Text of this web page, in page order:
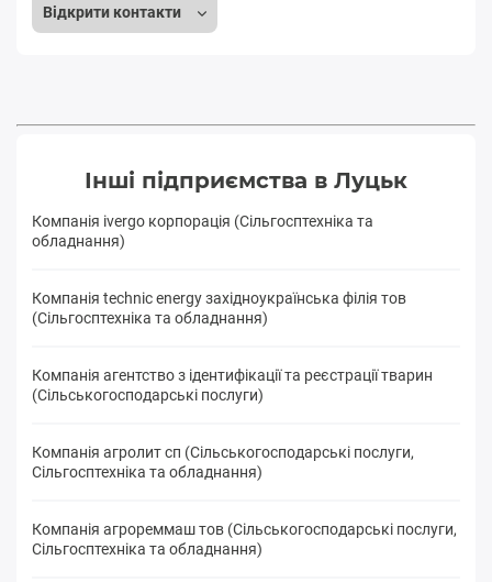
Відкрити контакти
Інші підприємства в Луцьк
Компанія ivergo корпорація (Сільгосптехніка та
обладнання)
Компанія technic energy західноукраїнська філія тов
(Сільгосптехніка та обладнання)
Компанія агентство з ідентифікації та реєстрації тварин
(Сільськогосподарські послуги)
Компанія агролит сп (Сільськогосподарські послуги,
Сільгосптехніка та обладнання)
Компанія агрореммаш тов (Сільськогосподарські послуги,
Сільгосптехніка та обладнання)